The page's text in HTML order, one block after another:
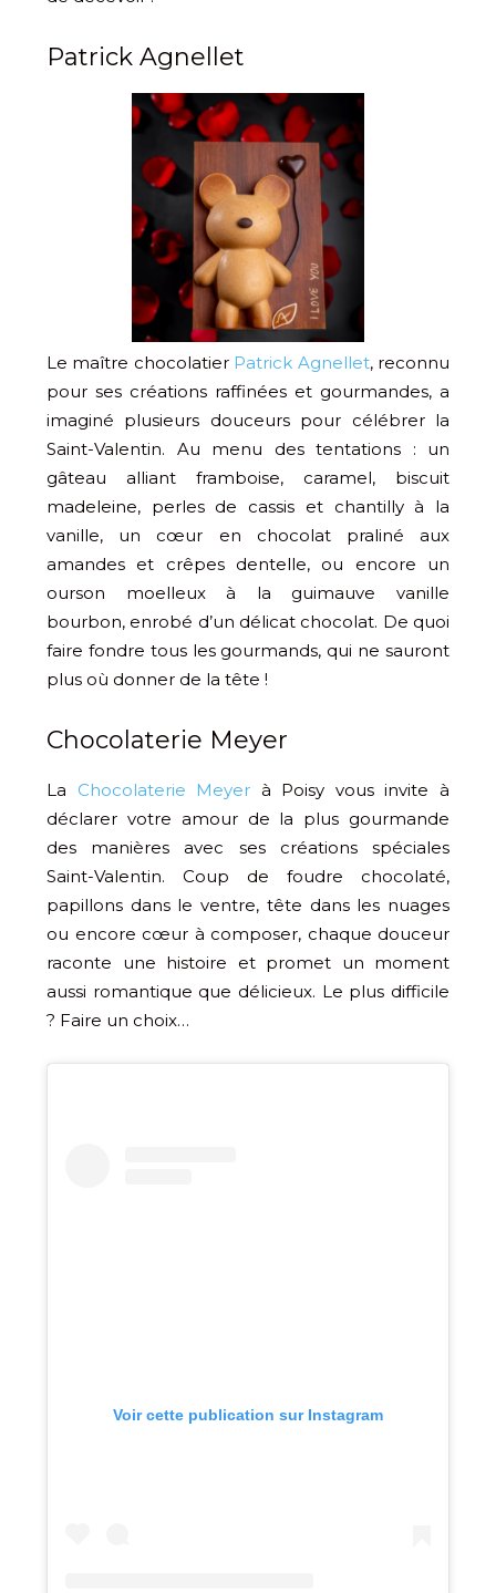
Patrick Agnellet
Le maître chocolatier Patrick Agnellet, reconnu
pour ses créations raffinées et gourmandes, a
imaginé plusieurs douceurs pour célébrer la
Saint-Valentin. Au menu des tentations : un
gâteau alliant framboise, caramel, biscuit
madeleine, perles de cassis et chantilly à la
vanille, un cœur en chocolat praliné aux
amandes et crêpes dentelle, ou encore un
ourson moelleux à la guimauve vanille
bourbon, enrobé d’un délicat chocolat. De quoi
faire fondre tous les gourmands, qui ne sauront
plus où donner de la tête !
Chocolaterie Meyer
La Chocolaterie Meyer à Poisy vous invite à
déclarer votre amour de la plus gourmande
des manières avec ses créations spéciales
Saint-Valentin. Coup de foudre chocolaté,
papillons dans le ventre, tête dans les nuages
ou encore cœur à composer, chaque douceur
raconte une histoire et promet un moment
aussi romantique que délicieux. Le plus difficile
? Faire un choix…
Voir cette publication sur Instagram